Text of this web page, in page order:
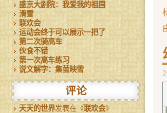
盛京大剧院：我爱我的祖国
滑雪
联欢会
运动会终于可以展示一把了
第二次骑高车
伙食不错
第一次高车练习
说文解字：集萤映雪
评论
天天的世界发表在《联欢会》